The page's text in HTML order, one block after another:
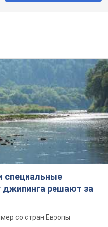
специальные
джипинга решают за
со стран Европы